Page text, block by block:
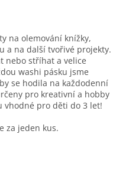
na olemování knížky,
a na další tvořivé projekty.
nebo stříhat a velice
washi pásku jsme
se hodila na každodenní
pro kreativní a hobby
vhodné pro děti do 3 let!
za jeden kus.